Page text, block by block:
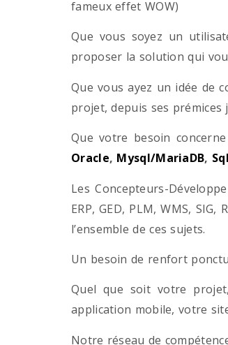
fameux effet WOW)
Que vous soyez un
proposer la solution qui
Que vous ayez un idée de
projet, depuis ses prémices
Que votre besoin
Oracle, Mysql/MariaDB,
Les Concepteurs-
ERP, GED, PLM, WMS,
l’ensemble de ces sujets.
Un besoin de renfort
Quel que soit votre
application mobile, votre
Notre réseau de